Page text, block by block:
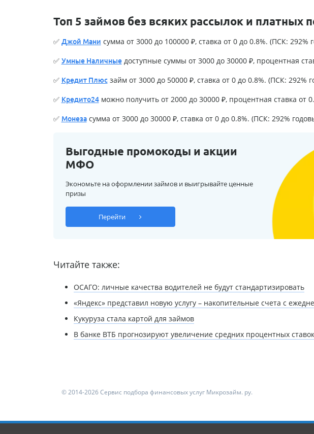
Топ 5 займов без всяких рассылок и платных
✅ Джой Мани сумма от 3000 до 100000 ₽, ставка от 0 до 0.8%. (ПСК: 292%
✅ Умные Наличныедоступные суммы от 3000 до 30000 ₽, процентная
✅ Кредит Плюсзайм от 3000 до 50000 ₽, ставка от 0 до 0.8%. (ПСК: 292%
✅ Кредито24можно получить от 2000 до 30000 ₽, процентная ставка от
✅ Монезасумма от 3000 до 30000 ₽, ставка от 0 до 0.8%. (ПСК: 292%
Выгодные промокоды и акции
МФО
Экономьте на оформлении займов и выигрывайте ценные
призы
Перейти
Читайте также:
ОСАГО: личные качества водителей не будут стандартизировать
«Яндекс» представил новую услугу – накопительные счета с
Кукуруза стала картой для займов
В банке ВТБ прогнозируют увеличение средних процентных
© 2014-2026 Сервис подбора финансовых услуг Микрозайм. ру.